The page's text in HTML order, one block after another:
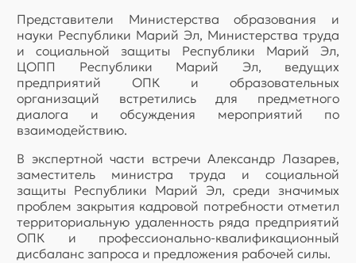
Представители Министерства образования и
науки Республики Марий Эл, Министерства труда
и социальной защиты Республики Марий Эл,
ЦОПП Республики Марий Эл, ведущих
предприятий ОПК и образовательных
организаций встретились для предметного
диалога и обсуждения мероприятий по
взаимодействию.
В экспертной части встречи Александр Лазарев,
заместитель министра труда и социальной
защиты Республики Марий Эл, среди значимых
проблем закрытия кадровой потребности отметил
территориальную удаленность ряда предприятий
ОПК и профессионально-квалификационный
дисбаланс запроса и предложения рабочей силы.